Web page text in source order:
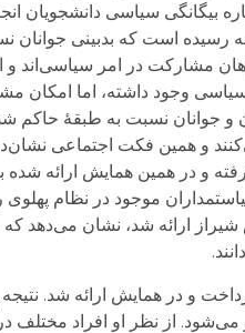
بیگانگی سیاسی دانشجویان
رسیده است که بدبینی جوانان
مشارکت در امر سیاسی‌اند و
وجود داشته، اما امکان
و جوانان نسبت به طبقۀ حاکم
و همین فکت اجتماعی
در همین همایش ارائه شده
پژوهش این است که ۹۰ درصد از دانشجویان، سیاستمداران موجود
و در همایش ارائه شد.
از نظر او افراد مختلف